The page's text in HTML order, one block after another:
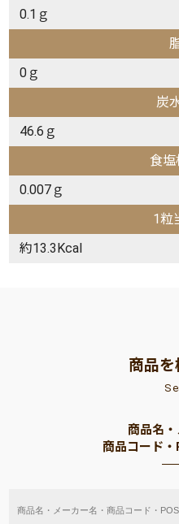
0.1ｇ
0ｇ
炭
46.6ｇ
食塩
0.007ｇ
1粒
約13.3Kcal
商品を
商品名
商品コード